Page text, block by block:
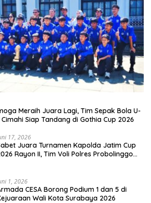
Meraih Juara Lagi, Tim Sepak Bola U-
Siap Tandang di Gothia Cup 2026
17, 2026
Juara Turnamen Kapolda Jatim Cup
Rayon II, Tim Voli Polres Probolinggo
1, 2026
CESA Borong Podium 1 dan 5 di
Wali Kota Surabaya 2026